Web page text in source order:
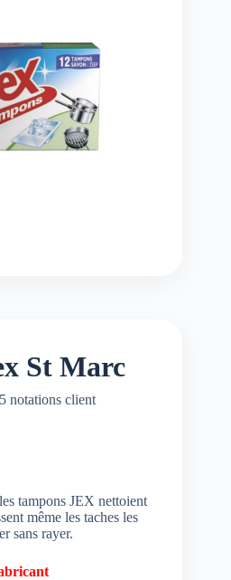
St Marc
5 notations client
tampons JEX nettoient
même les taches les
sans rayer.